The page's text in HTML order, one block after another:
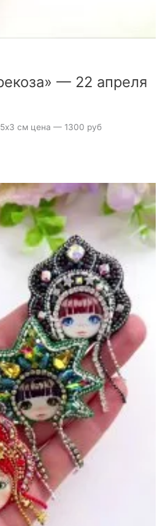
— 22 апреля
см цена — 1300 руб